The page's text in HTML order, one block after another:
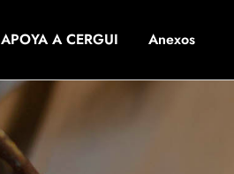
APOYA A CERGUI Anexos